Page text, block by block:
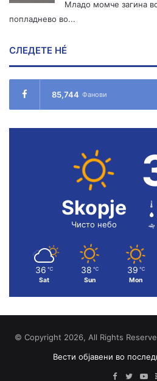
Младо момче загина
попладнево во...
СЛЕДЕТЕ НÉ
85,744 Фанови
Skopje
Чисто небо
36 ℃
Sat
38 ℃
Sun
39 ℃
Mon
© Copyright 2026, All Rights
Вести објавени во
Facebook